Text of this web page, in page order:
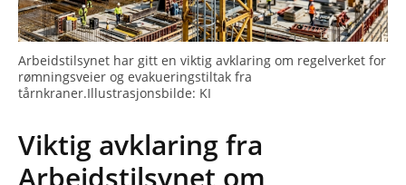
Arbeidstilsynet har gitt en viktig avklaring om regelverket for
rømningsveier og evakueringstiltak fra
tårnkraner.Illustrasjonsbilde: KI
Viktig avklaring fra
Arbeidstilsynet om